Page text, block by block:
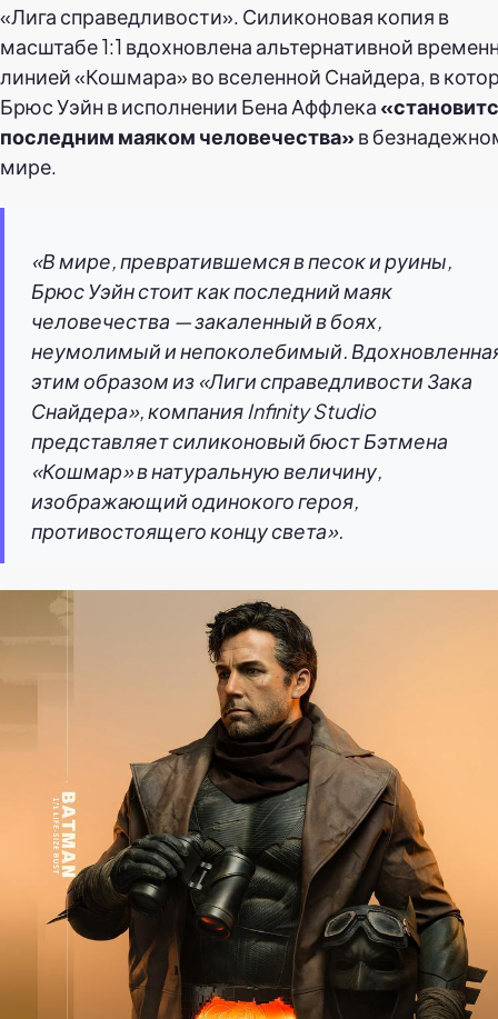
«Лига справедливости». Силиконовая копия в
масштабе 1:1 вдохновлена альтернативной
линией «Кошмара» во вселенной Снайдера, в
Брюс Уэйн в исполнении Бена Аффлека
последним маяком человечества»в
мире.
«В мире, превратившемся в песок и руины,
Брюс Уэйн стоит как последний маяк
человечества — закаленный в боях,
неумолимый и непоколебимый.
этим образом из «Лиги справедливости Зака
Снайдера», компания Infinity Studio
представляет силиконовый бюст Бэтмена
«Кошмар» в натуральную величину,
изображающий одинокого героя,
противостоящего концу света».